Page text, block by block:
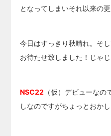
となってしまいそれ以来の
今日はすっきり秋晴れ。そ
お待たせ致しました！じゃ
NSC22 （仮）デビューな
しなのですがちょっとおか